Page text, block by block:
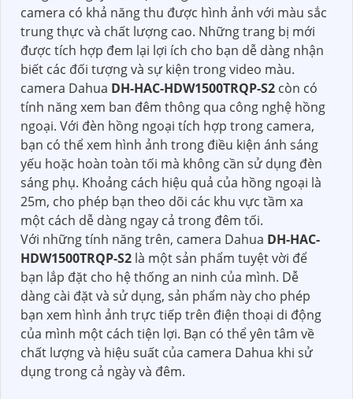
camera có khả năng thu được hình ảnh với màu sắc
trung thực và chất lượng cao. Những trang bị mới
được tích hợp đem lại lợi ích cho bạn dễ dàng nhận
biết các đối tượng và sự kiện trong video màu.
camera Dahua DH-HAC-HDW1500TRQP-S2 còn có
tính năng xem ban đêm thông qua công nghệ hồng
ngoại. Với đèn hồng ngoại tích hợp trong camera,
bạn có thể xem hình ảnh trong điều kiện ánh sáng
yếu hoặc hoàn toàn tối mà không cần sử dụng đèn
sáng phụ. Khoảng cách hiệu quả của hồng ngoại là
25m, cho phép bạn theo dõi các khu vực tầm xa
một cách dễ dàng ngay cả trong đêm tối.
Với những tính năng trên, camera Dahua DH-HAC-
HDW1500TRQP-S2 là một sản phẩm tuyệt vời để
bạn lắp đặt cho hệ thống an ninh của mình. Dễ
dàng cài đặt và sử dụng, sản phẩm này cho phép
bạn xem hình ảnh trực tiếp trên điện thoại di động
của mình một cách tiện lợi. Bạn có thể yên tâm về
chất lượng và hiệu suất của camera Dahua khi sử
dụng trong cả ngày và đêm.